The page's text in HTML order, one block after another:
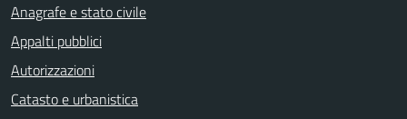
Anagrafe e stato civile
Appalti pubblici
Autorizzazioni
Catasto e urbanistica